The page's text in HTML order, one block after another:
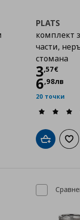
с любими
PLATS
комплект
части,
стомана
3,57€
Цена
6,98лв
20 точки
Добави в